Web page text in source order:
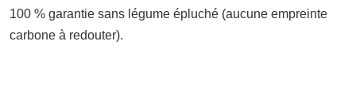
100 % garantie sans légume épluché (aucune empreinte
carbone à redouter).